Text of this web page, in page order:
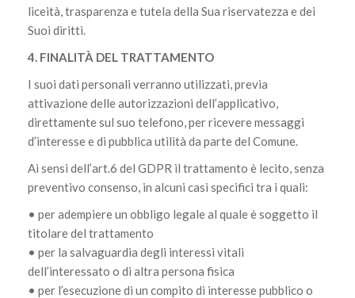
liceità, trasparenza e tutela della Sua riservatezza e dei
Suoi diritti.
4. FINALITÀ DEL TRATTAMENTO
I suoi dati personali verranno utilizzati, previa
attivazione delle autorizzazioni dell’applicativo,
direttamente sul suo telefono, per ricevere messaggi
d’interesse e di pubblica utilità da parte del Comune.
Ai sensi dell’art.6 del GDPR il trattamento è lecito, senza
preventivo consenso, in alcuni casi specifici tra i quali:
• per adempiere un obbligo legale al quale è soggetto il
titolare del trattamento
• per la salvaguardia degli interessi vitali
dell’interessato o di altra persona fisica
• per l’esecuzione di un compito di interesse pubblico o